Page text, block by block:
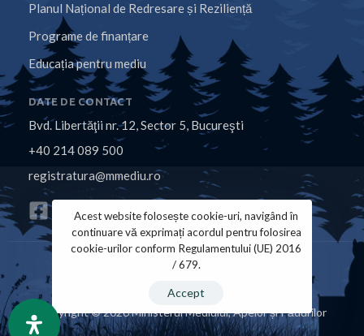
Planul Național de Redresare și Reziliență
Programe de finanțare
Educația pentru mediu
DATE DE CONTACT
Bvd. Libertăţii nr. 12, Sector 5, Bucureşti
+40 214 089 500
registratura@mmediu.ro
Copyright © 2026 Ministerul Mediului, Apelor și Pădurilor
Acest website folosește cookie-uri, navigând în
continuare vă exprimați acordul pentru folosirea
cookie-urilor conform Regulamentului (UE) 2016
/ 679.
Accept